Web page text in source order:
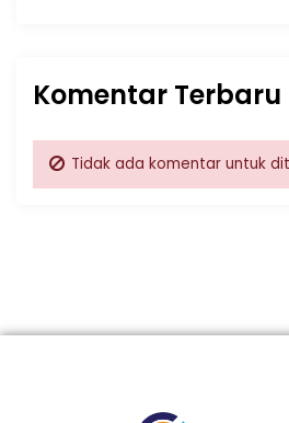
Komentar Terbaru
Tidak ada komentar untuk